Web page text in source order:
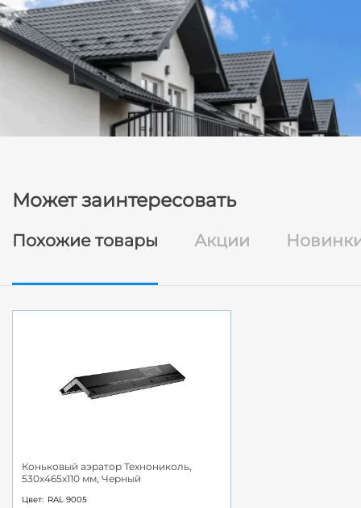
Может заинтересовать
Похожие товары Акции
Коньковый аэратор Технониколь,
530x465x110 мм, Черный
Цвет: RAL 9005